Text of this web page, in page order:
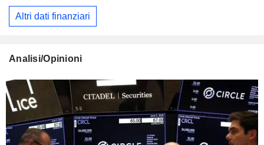
Altri dati finanziari
Analisi/Opinioni